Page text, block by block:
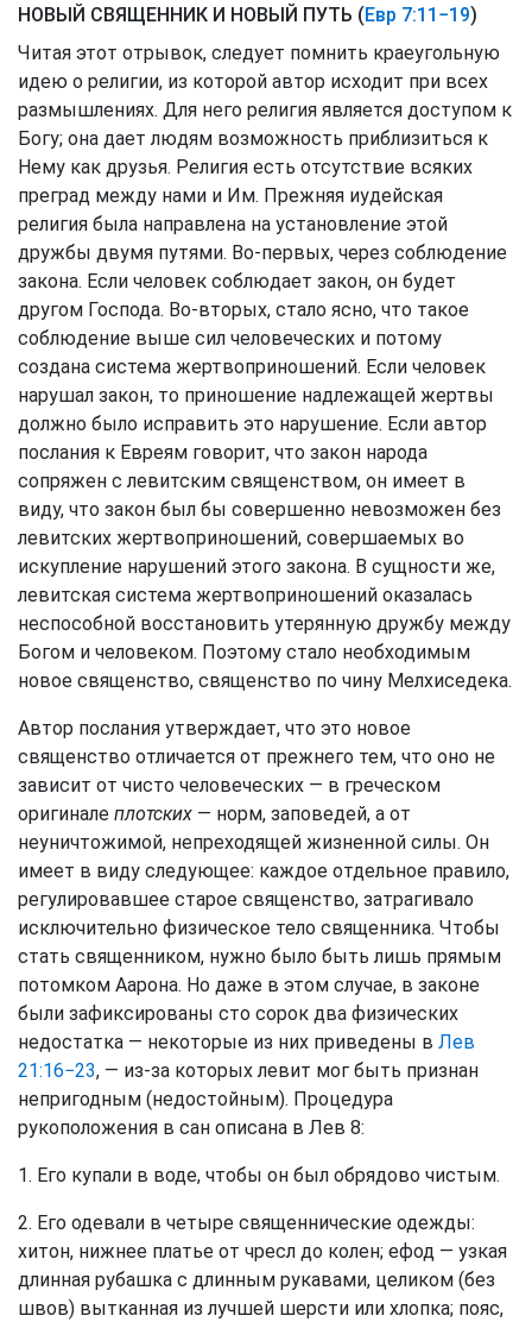
НОВЫЙ СВЯЩЕННИК И НОВЫЙ ПУТЬ (Евр 7:11−19)
Читая этот отрывок, следует помнить краеугольную
идею о религии, из которой автор исходит при всех
размышлениях. Для него религия является доступом к
Богу; она дает людям возможность приблизиться к
Нему как друзья. Религия есть отсутствие всяких
преград между нами и Им. Прежняя иудейская
религия была направлена на установление этой
дружбы двумя путями. Во-первых, через соблюдение
закона. Если человек соблюдает закон, он будет
другом Господа. Во-вторых, стало ясно, что такое
соблюдение выше сил человеческих и потому
создана система жертвоприношений. Если человек
нарушал закон, то приношение надлежащей жертвы
должно было исправить это нарушение. Если автор
послания к Евреям говорит, что закон народа
сопряжен с левитским священством, он имеет в
виду, что закон был бы совершенно невозможен без
левитских жертвоприношений, совершаемых во
искупление нарушений этого закона. В сущности же,
левитская система жертвоприношений оказалась
неспособной восстановить утерянную дружбу между
Богом и человеком. Поэтому стало необходимым
новое священство, священство по чину Мелхиседека.
Автор послания утверждает, что это новое
священство отличается от прежнего тем, что оно не
зависит от чисто человеческих — в греческом
оригинале плотских — норм, заповедей, а от
неуничтожимой, непреходящей жизненной силы. Он
имеет в виду следующее: каждое отдельное правило,
регулировавшее старое священство, затрагивало
исключительно физическое тело священника. Чтобы
стать священником, нужно было быть лишь прямым
потомком Аарона. Но даже в этом случае, в законе
были зафиксированы сто сорок два физических
недостатка — некоторые из них приведены в Лев
21:16−23, — из-за которых левит мог быть признан
непригодным (недостойным). Процедура
рукоположения в сан описана в Лев 8:
1. Его купали в воде, чтобы он был обрядово чистым.
2. Его одевали в четыре священнические одежды:
хитон, нижнее платье от чресл до колен; ефод — узкая
длинная рубашка с длинным рукавами, целиком (без
швов) вытканная из лучшей шерсти или хлопка; пояс,